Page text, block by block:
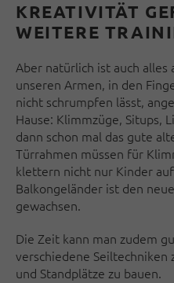
KREATIVITÄT
WEITERE
Aber natürlich ist auch
unseren Armen, in den
nicht schrumpfen lässt,
Hause: Klimmzüge, Situps,
dann schon mal das gute
Türrahmen müssen für
klettern nicht nur Kinder
Balkongeländer ist den
gewachsen.
Die Zeit kann man zudem
verschiedene Seiltechniken
und Standplätze zu bauen.